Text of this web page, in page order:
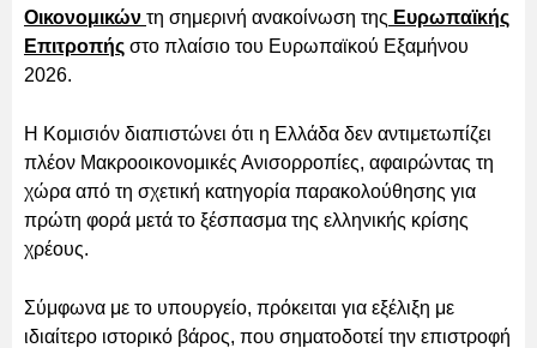
Οικονομικών τη σημερινή ανακοίνωση της Ευρωπαϊκής
Επιτροπής στο πλαίσιο του Ευρωπαϊκού Εξαμήνου
2026.
Η Κομισιόν διαπιστώνει ότι η Ελλάδα δεν αντιμετωπίζει
πλέον Μακροοικονομικές Ανισορροπίες, αφαιρώντας τη
χώρα από τη σχετική κατηγορία παρακολούθησης για
πρώτη φορά μετά το ξέσπασμα της ελληνικής κρίσης
χρέους.
Σύμφωνα με το υπουργείο, πρόκειται για εξέλιξη με
ιδιαίτερο ιστορικό βάρος, που σηματοδοτεί την επιστροφή